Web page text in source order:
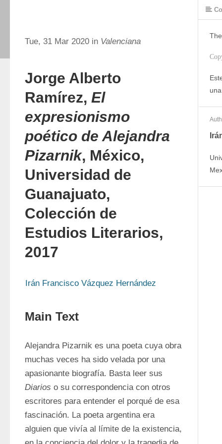
Tue, 31 Mar 2020 in Valenciana
Jorge Alberto
Ramírez, El
expresionismo
poético de Alejandra
Pizarnik, México,
Universidad de
Guanajuato,
Colección de
Estudios Literarios,
2017
Irán Francisco Vázquez Hernández
Main Text
Alejandra Pizarnik es una poeta cuya obra
muchas veces ha sido velada por una
Diarios o su correspondencia con otros
escritores para entender el porqué de esa
fascinación. La poeta argentina era
alguien que vivía al límite de la existencia,